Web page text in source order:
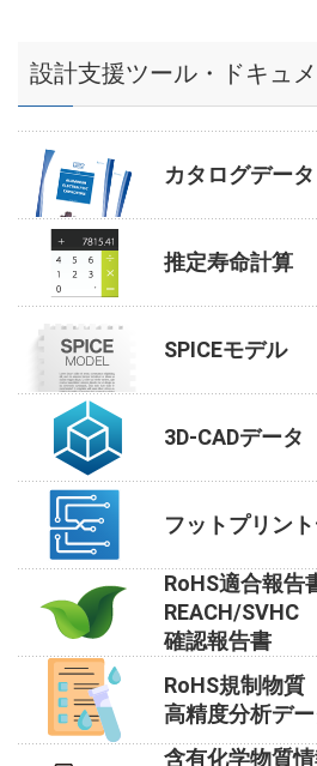
設計支援ツール・ドキュ
カタログデータ
推定寿命計算
SPICEモデル
3D-CADデータ
フットプリン
RoHS適合報告
REACH/SVHC
確認報告書
RoHS規制物質
高精度分析デー
含有化学物質